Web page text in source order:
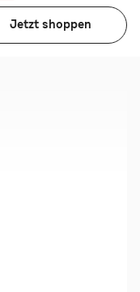
Jetzt shoppen